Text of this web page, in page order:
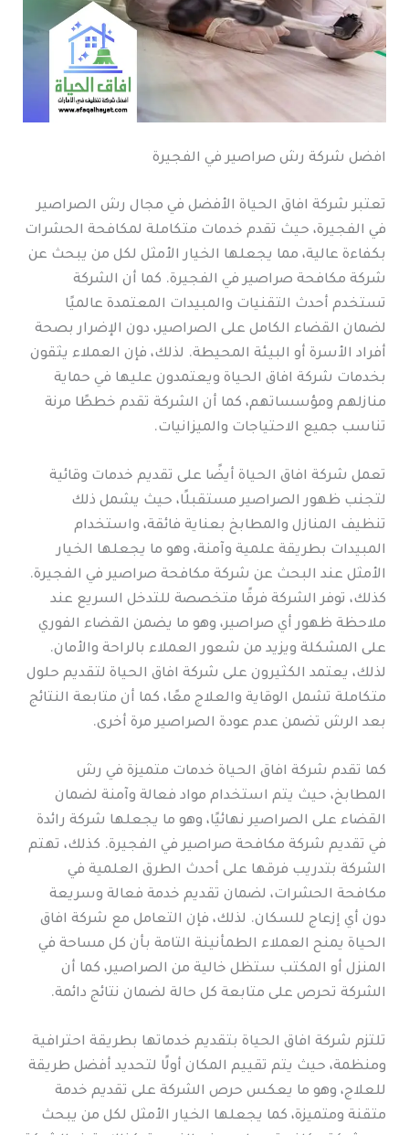
افضل شركة رش صراصير في الفجيرة
تعتبر شركة افاق الحياة الأفضل في مجال رش الصراصير
في الفجيرة، حيث تقدم خدمات متكاملة لمكافحة الحشرات
بكفاءة عالية، مما يجعلها الخيار الأمثل لكل من يبحث عن
شركة مكافحة صراصير في الفجيرة. كما أن الشركة
تستخدم أحدث التقنيات والمبيدات المعتمدة عالميًا
لضمان القضاء الكامل على الصراصير، دون الإضرار بصحة
أفراد الأسرة أو البيئة المحيطة. لذلك، فإن العملاء يثقون
بخدمات شركة افاق الحياة ويعتمدون عليها في حماية
منازلهم ومؤسساتهم، كما أن الشركة تقدم خططًا مرنة
تناسب جميع الاحتياجات والميزانيات.
تعمل شركة افاق الحياة أيضًا على تقديم خدمات وقائية
لتجنب ظهور الصراصير مستقبلًا، حيث يشمل ذلك
تنظيف المنازل والمطابخ بعناية فائقة، واستخدام
المبيدات بطريقة علمية وآمنة، وهو ما يجعلها الخيار
الأمثل عند البحث عن شركة مكافحة صراصير في الفجيرة.
كذلك، توفر الشركة فرقًا متخصصة للتدخل السريع عند
ملاحظة ظهور أي صراصير، وهو ما يضمن القضاء الفوري
على المشكلة ويزيد من شعور العملاء بالراحة والأمان.
لذلك، يعتمد الكثيرون على شركة افاق الحياة لتقديم حلول
متكاملة تشمل الوقاية والعلاج معًا، كما أن متابعة النتائج
بعد الرش تضمن عدم عودة الصراصير مرة أخرى.
كما تقدم شركة افاق الحياة خدمات متميزة في رش
المطابخ، حيث يتم استخدام مواد فعالة وآمنة لضمان
القضاء على الصراصير نهائيًا، وهو ما يجعلها شركة رائدة
في تقديم شركة مكافحة صراصير في الفجيرة. كذلك، تهتم
الشركة بتدريب فرقها على أحدث الطرق العلمية في
مكافحة الحشرات، لضمان تقديم خدمة فعالة وسريعة
دون أي إزعاج للسكان. لذلك، فإن التعامل مع شركة افاق
الحياة يمنح العملاء الطمأنينة التامة بأن كل مساحة في
المنزل أو المكتب ستظل خالية من الصراصير، كما أن
الشركة تحرص على متابعة كل حالة لضمان نتائج دائمة.
تلتزم شركة افاق الحياة بتقديم خدماتها بطريقة احترافية
ومنظمة، حيث يتم تقييم المكان أولًا لتحديد أفضل طريقة
للعلاج، وهو ما يعكس حرص الشركة على تقديم خدمة
متقنة ومتميزة، كما يجعلها الخيار الأمثل لكل من يبحث